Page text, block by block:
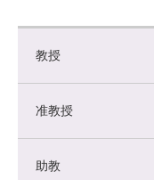
教授
准教授
助教